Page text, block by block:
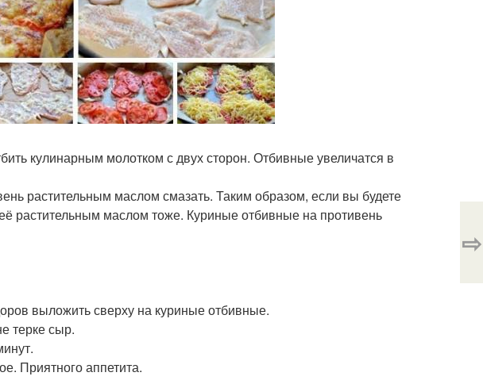
кулинарным молотком с двух сторон. Отбивные увеличатся в
растительным маслом смазать. Таким образом, если вы будете
растительным маслом тоже. Куриные отбивные на противень
выложить сверху на куриные отбивные.
терке сыр.
Приятного аппетита.
⇨